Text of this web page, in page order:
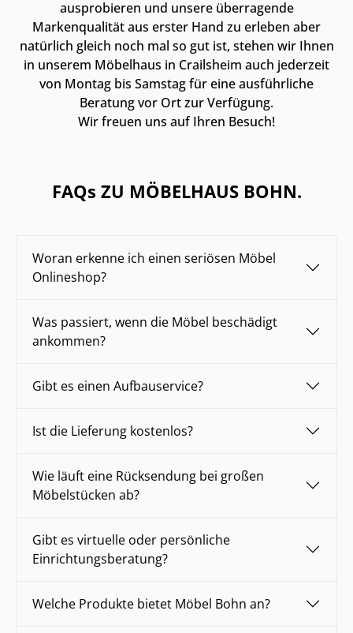
ausprobieren und unsere überragende
Markenqualität aus erster Hand zu erleben aber
natürlich gleich noch mal so gut ist, stehen wir Ihnen
in unserem Möbelhaus in Crailsheim auch jederzeit
von Montag bis Samstag für eine ausführliche
Beratung vor Ort zur Verfügung.
Wir freuen uns auf Ihren Besuch!
FAQs ZU MÖBELHAUS BOHN.
Woran erkenne ich einen seriösen Möbel
Onlineshop?
Was passiert, wenn die Möbel beschädigt
ankommen?
Gibt es einen Aufbauservice?
Ist die Lieferung kostenlos?
Wie läuft eine Rücksendung bei großen
Möbelstücken ab?
Gibt es virtuelle oder persönliche
Einrichtungsberatung?
Welche Produkte bietet Möbel Bohn an?